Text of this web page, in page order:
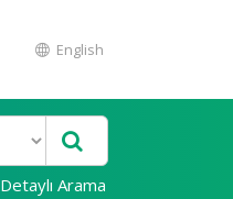
English
Detaylı Arama